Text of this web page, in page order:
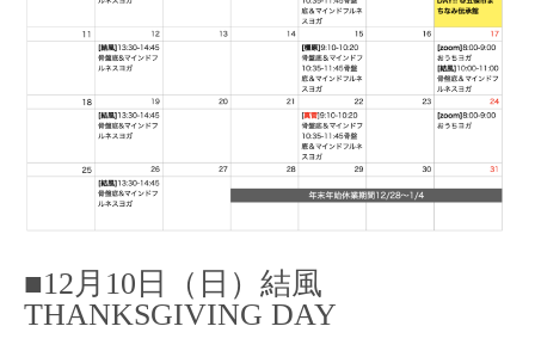
■12月10日（日）結風
THANKSGIVING DAY